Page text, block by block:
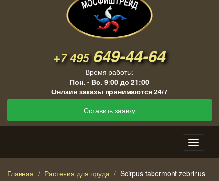
+7 495649-44-64
Время работы:
Пон. - Вс. 9:00 до 21:00
Онлайн заказы принимаются 24/7
Оставить заявку
Главная Растения для пруда Scirpus tabermont zebrinus